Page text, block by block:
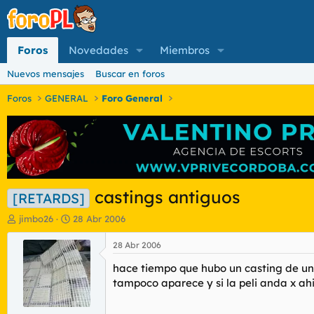
Foros Novedades Miembros
Nuevos mensajes Buscar en foros
Foros GENERAL Foro General
[RETARDS] castings antiguos
I
n
a
d
o
jimbo26
F
e
c
h
a
d
e
i
28 Abr 2006
28 Abr 2006
hace tiempo que hubo un casting de
tampoco aparece y si la peli anda x